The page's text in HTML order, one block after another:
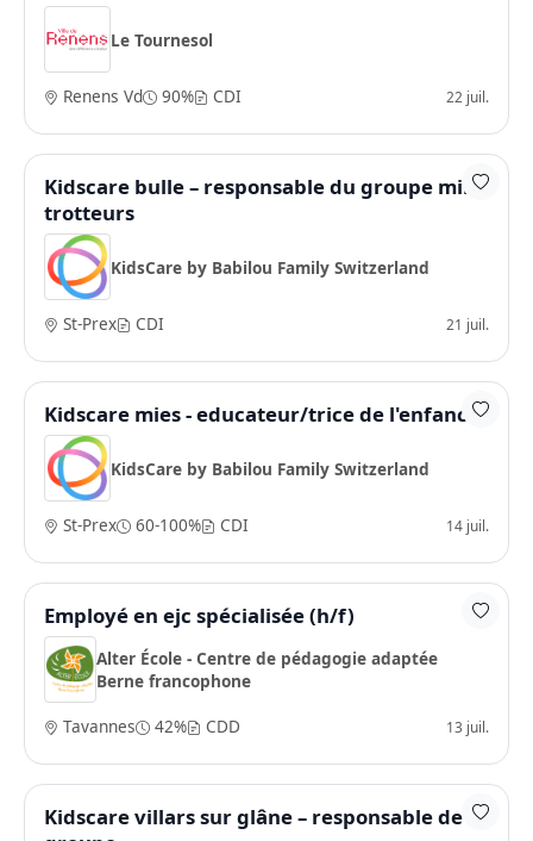
Le Tournesol
Renens Vd 90% CDI 22 juil.
Kidscare bulle – responsable du groupe mini
trotteurs
KidsCare by Babilou Family Switzerland
St-Prex CDI 21 juil.
Kidscare mies - educateur/trice de l'enfance
KidsCare by Babilou Family Switzerland
St-Prex 60-100% CDI 14 juil.
Employé en ejc spécialisée (h/f)
Alter École - Centre de pédagogie adaptée
Berne francophone
Tavannes
42% CDD 13 juil.
Kidscare villars sur glâne – responsable de